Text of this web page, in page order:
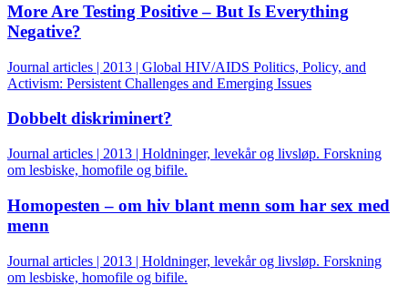
More Are Testing Positive – But Is Everything
Negative?
Journal articles | 2013 | Global HIV/AIDS Politics, Policy, and
Activism: Persistent Challenges and Emerging Issues
Dobbelt diskriminert?
Journal articles | 2013 | Holdninger, levekår og livsløp. Forskning
om lesbiske, homofile og bifile.
Homopesten – om hiv blant menn som har sex med
menn
Journal articles | 2013 | Holdninger, levekår og livsløp. Forskning
om lesbiske, homofile og bifile.